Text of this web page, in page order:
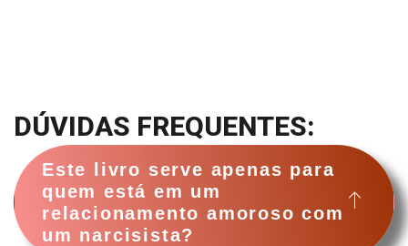
DÚVIDAS FREQUENTES:
Este livro serve apenas para
quem está em um
relacionamento amoroso com
um narcisista?